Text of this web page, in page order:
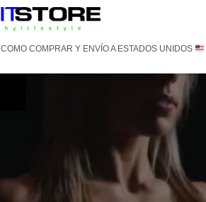
COMO COMPRAR Y ENVÍO A ESTADOS UNIDOS